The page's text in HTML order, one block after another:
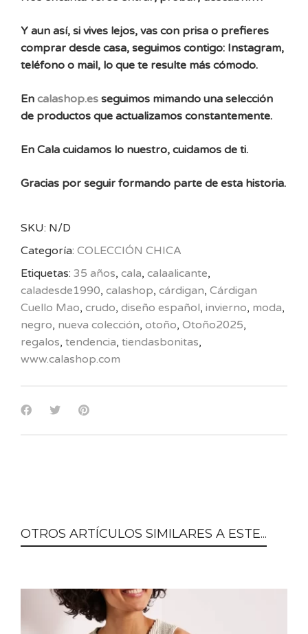
Y aun así, si vives lejos, vas con prisa o prefieres
comprar desde casa, seguimos contigo: Instagram,
teléfono o mail, lo que te resulte más cómodo.
En calashop.es seguimos mimando una selección
de productos que actualizamos constantemente.
En Cala cuidamos lo nuestro, cuidamos de ti.
Gracias por seguir formando parte de esta historia.
SKU: N/D
Categoría: COLECCIÓN CHICA
Etiquetas: 35 años, cala, calaalicante,
caladesde1990, calashop, cárdigan, Cárdigan
Cuello Mao, crudo, diseño español, invierno, moda,
negro, nueva colección, otoño, Otoño2025,
regalos, tendencia, tiendasbonitas,
www.calashop.com
OTROS ARTÍCULOS SIMILARES A ESTE...